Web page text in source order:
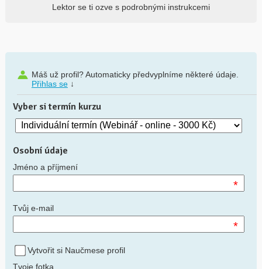
Lektor se ti ozve s podrobnými instrukcemi
Máš už profil? Automaticky předvyplníme některé údaje.
Přihlas se↓
Vyber si termín kurzu
Osobní údaje
Jméno a příjmení
*
Tvůj e-mail
*
Vytvořit si Naučmese profil
Tvoje fotka